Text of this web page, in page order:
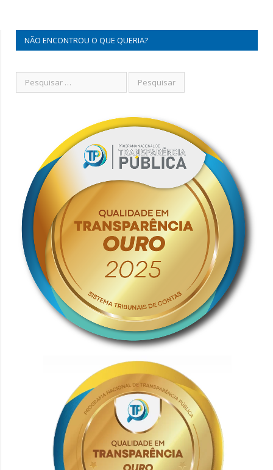
NÃO ENCONTROU O QUE QUERIA?